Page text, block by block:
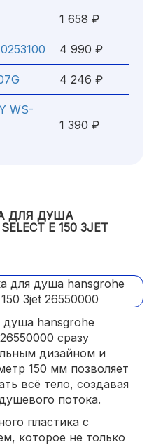
1 658 ₽
4 990 ₽
4 246 ₽
WS-
1 390 ₽
ДЛЯ ДУША
E 150 3JET
душа hansgrohe
сразу
дизайном и
150 мм позволяет
всё тело, создавая
потока.
пластика с
которое не только